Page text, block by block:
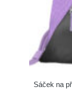
Sáček na